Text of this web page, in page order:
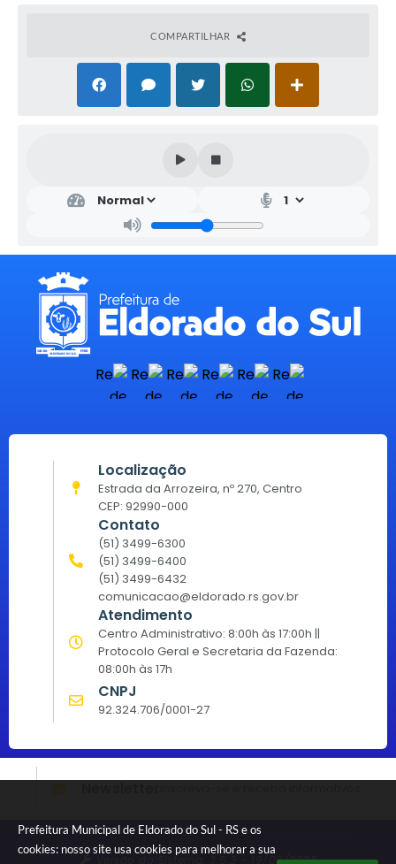
Prefeitura Municipal de Eldorado do Sul - RS e os
cookies: nosso site usa cookies para melhorar a sua
COMPARTILHAR
Localização
Estrada da Arrozeira, nº 270, Centro
CEP: 92990-000
Contato
(51) 3499-6300
(51) 3499-6400
(51) 3499-6432
comunicacao@eldorado.rs.gov.br
Atendimento
Centro Administrativo: 8:00h às 17:00h ||
Protocolo Geral e Secretaria da Fazenda:
08:00h às 17h
CNPJ
92.324.706/0001-27
Versão do Sistema: 3.5.3 - 19/06/2026